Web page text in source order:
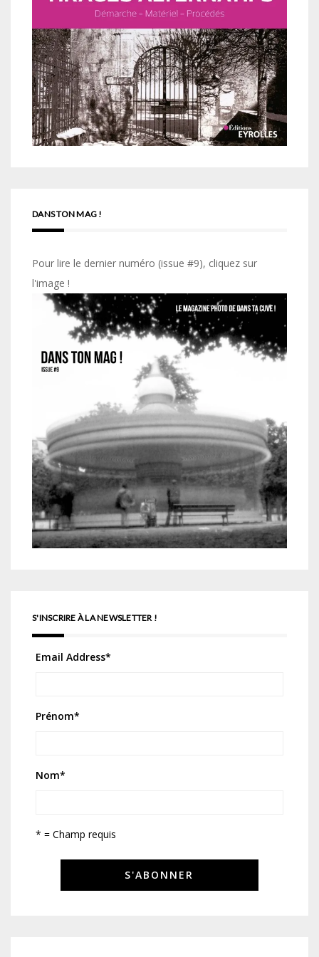
DANS TON MAG !
Pour lire le dernier numéro (issue #9), cliquez sur
l'image !
S'INSCRIRE À LA NEWSLETTER !
Email Address*
Prénom*
Nom*
* = Champ requis